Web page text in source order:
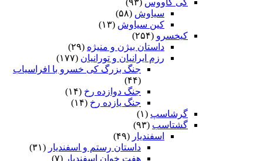
کی کاووس (۹۳)
سیاوش (۵۸)
کین سیاوش (۱۳)
کیخسرو (۲۵۴)
داستان بیژن و منیژه (۲۹)
رزم ایرانیان و تورانیان (۱۷۷)
جنگ بزرگ کی خسرو با افراسیاب
(۴۴)
جنگ دوازده رخ (۱۴)
جنگ یازده رخ (۱۴)
گرشاسپ (۱)
گشتاسب (۹۳)
اسفندیار (۴۹)
داستان رستم و اسفندیار (۳۱)
هفت خوان اسفندیار (۷)